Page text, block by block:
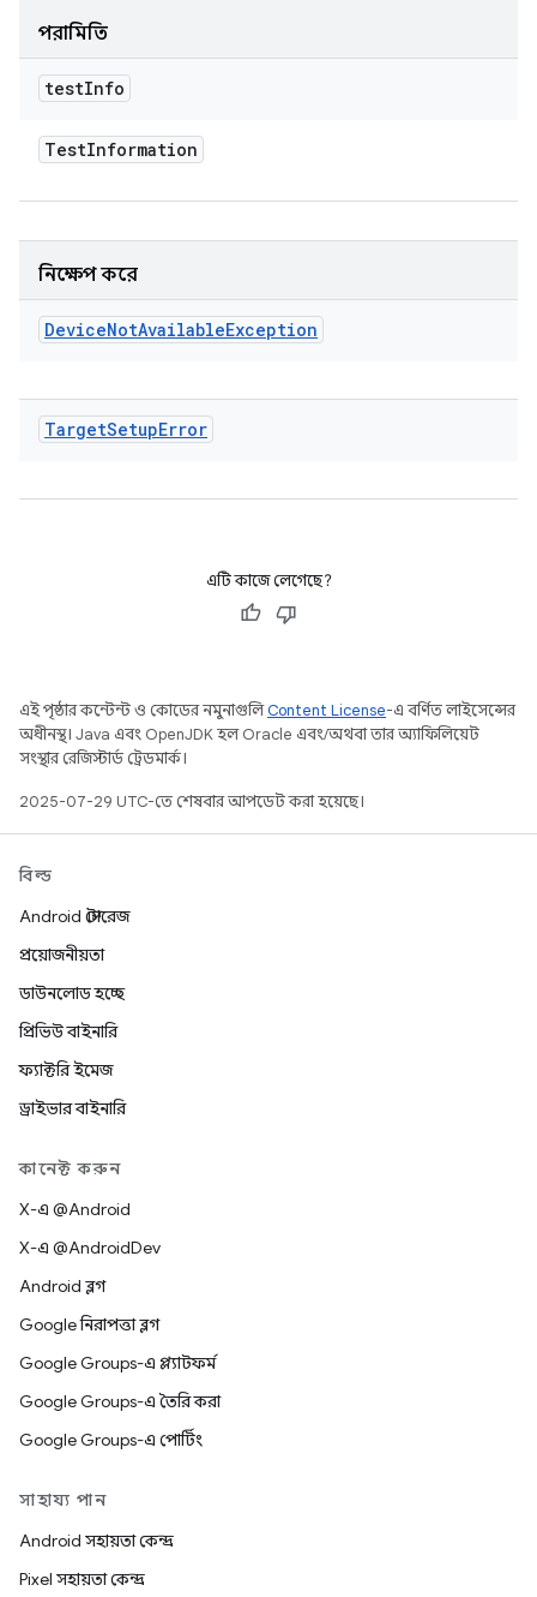
পরামিতি
testInfo
TestInformation
নিক্ষেপ করে
DeviceNotAvailableException
TargetSetupError
এটি কাজে লেগেছে?
এই পৃষ্ঠার কন্টেন্ট ও কোডের নমুনাগুলিContent License-এ বর্ণিত লাইসেন্সের
অধীনস্থ। Java এবং OpenJDK হল Oracle এবং/অথবা তার অ্যাফিলিয়েট
সংস্থার রেজিস্টার্ড ট্রেডমার্ক।
2025-07-29 UTC-তে শেষবার আপডেট করা হয়েছে।
বিল্ড
Android স্টোরেজ
প্রয়োজনীয়তা
ডাউনলোড হচ্ছে
প্রিভিউ বাইনারি
ফ্যাক্টরি ইমেজ
ড্রাইভার বাইনারি
কানেক্ট করুন
X-এ @Android
X-এ @AndroidDev
Android ব্লগ
Google নিরাপত্তা ব্লগ
Google Groups-এ প্ল্যাটফর্ম
Google Groups-এ তৈরি করা
Google Groups-এ পোর্টিং
সাহায্য পান
Android সহায়তা কেন্দ্র
Pixel সহায়তা কেন্দ্র